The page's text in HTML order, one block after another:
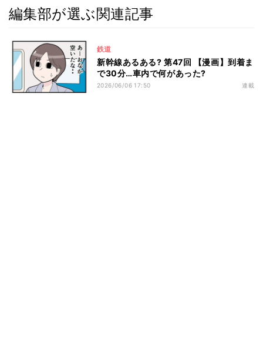
編集部が選ぶ関連記事
鉄道
新幹線あるある? 第47回 【漫画】到着ま
で30分…車内で何があった?
2026/06/06 17:50 連載